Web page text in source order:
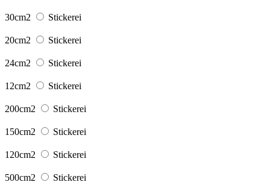
30cm2 Stickerei
20cm2 Stickerei
24cm2 Stickerei
12cm2 Stickerei
200cm2 Stickerei
150cm2 Stickerei
120cm2 Stickerei
500cm2 Stickerei